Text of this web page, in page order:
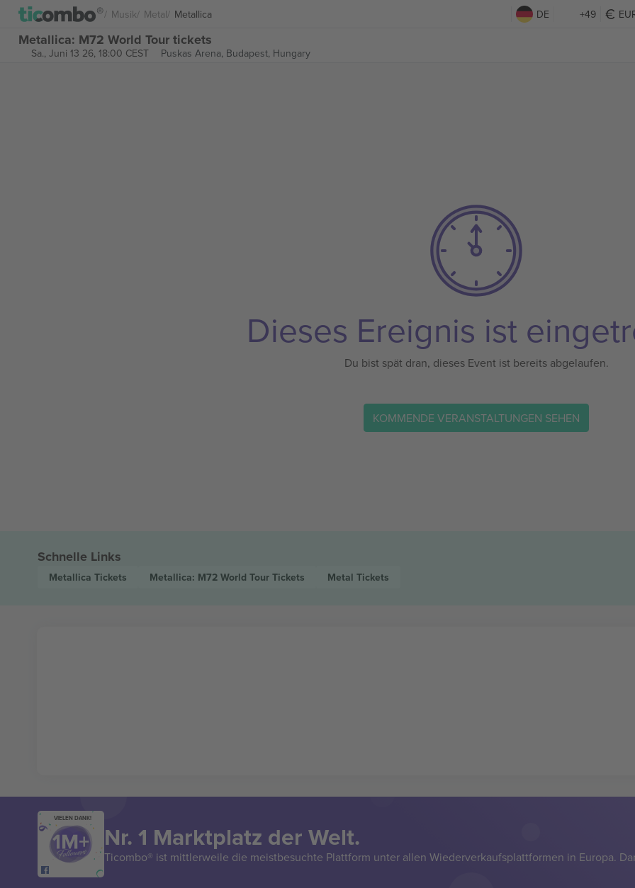
Musik Metal Metallica DE +49
Metallica: M72 World Tour tickets
Sa., Juni 13 26, 18:00 CEST Puskas Arena, Budapest, Hungary
Dieses Ereignis ist
Du bist spät dran, dieses Event ist bereits abgelaufen.
KOMMENDE VERANSTALTUNGEN SEHEN
Schnelle Links
Metallica Tickets Metallica: M72 World Tour Tickets Metal Tickets
VIELEN DANK!
Nr. 1 Marktplatz der Welt.
Ticombo® ist mittlerweile die meistbesuchte Plattform unter allen Wiederverkaufsplattformen in Europa.